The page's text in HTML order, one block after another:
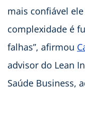
mais confiável
complexidade é
falhas”, afirmou
advisor do Lean
Saúde Business,